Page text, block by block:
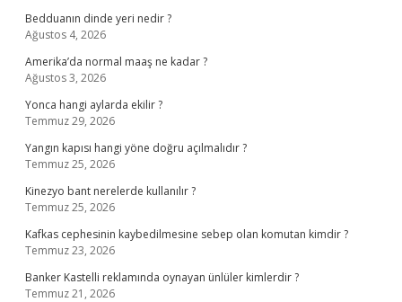
Bedduanın dinde yeri nedir ?
Ağustos 4, 2026
Amerika’da normal maaş ne kadar ?
Ağustos 3, 2026
Yonca hangi aylarda ekilir ?
Temmuz 29, 2026
Yangın kapısı hangi yöne doğru açılmalıdır ?
Temmuz 25, 2026
Kinezyo bant nerelerde kullanılır ?
Temmuz 25, 2026
Kafkas cephesinin kaybedilmesine sebep olan komutan kimdir ?
Temmuz 23, 2026
Banker Kastelli reklamında oynayan ünlüler kimlerdir ?
Temmuz 21, 2026